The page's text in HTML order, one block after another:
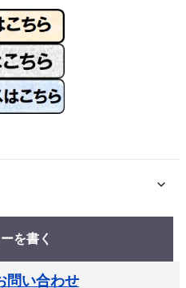
を書く
問い合わせ